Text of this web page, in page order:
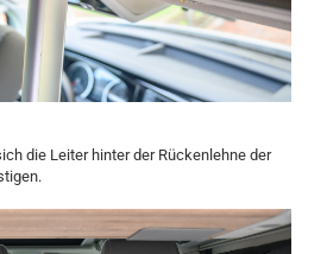
die Leiter hinter der Rückenlehne der